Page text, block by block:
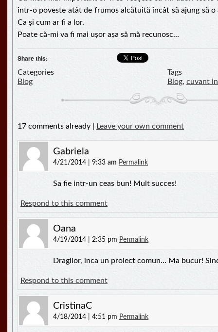
într-o poveste atât de frumos alcătuită încât să ajung să
Ca și cum ar fi a lor.
Poate că-mi va fi mai ușor așa să mă recunosc…
Share this:
Categories
Blog
Tags
Blog, cuvant
17 comments already | Leave your own comment
Gabriela
4/21/2014 | 9:33 am Permalink
Sa fie intr-un ceas bun! Mult succes!
Respond to this comment
Oana
4/19/2014 | 2:35 pm Permalink
Dragilor, inca un proiect comun… Ma bucur!
Respond to this comment
CristinaC
4/18/2014 | 4:51 pm Permalink